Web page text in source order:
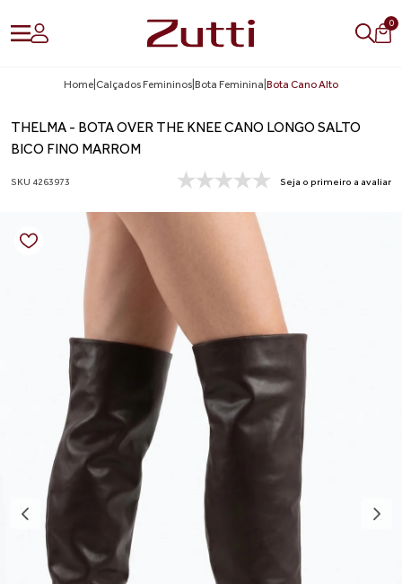
0
Home Calçados Femininos Bota Feminina Bota Cano Alto
THELMA - BOTA OVER THE KNEE CANO LONGO SALTO
BICO FINO MARROM
SKU 4263973 Seja o primeiro a avaliar